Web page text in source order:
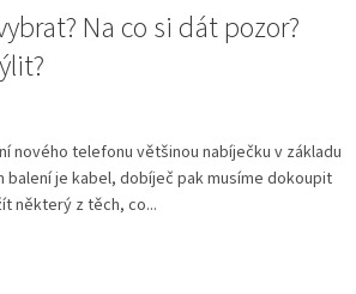
Na co si dát pozor?
nového telefonu většinou nabíječku v základu
balení je kabel, dobíječ pak musíme dokoupit
některý z těch, co...